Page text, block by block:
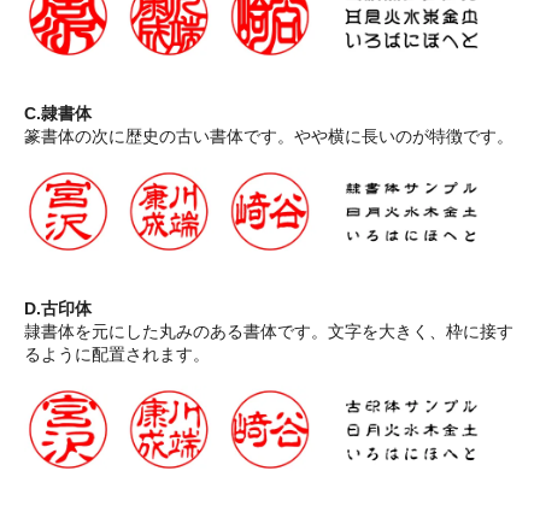
C.隷書体
篆書体の次に歴史の古い書体です。やや横に長いのが特徴です。
D.古印体
隷書体を元にした丸みのある書体です。文字を大きく、枠に接す
るように配置されます。